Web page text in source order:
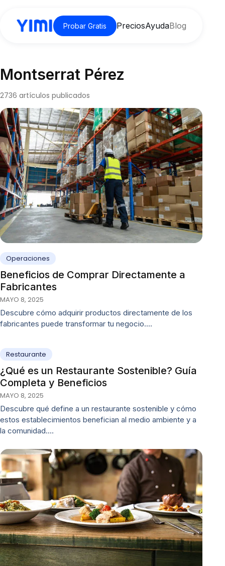
Probar Gratis PreciosAyudaBlog
Montserrat Pérez
2736 artículos publicados
Operaciones
Beneficios de Comprar Directamente a
Fabricantes
MAYO 8, 2025
Descubre cómo adquirir productos directamente de los
fabricantes puede transformar tu negocio.…
Restaurante
¿Qué es un Restaurante Sostenible? Guía
Completa y Beneficios
MAYO 8, 2025
Descubre qué define a un restaurante sostenible y cómo
estos establecimientos benefician al medio ambiente y a
la comunidad.…